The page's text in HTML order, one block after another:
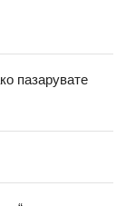
пазарувате